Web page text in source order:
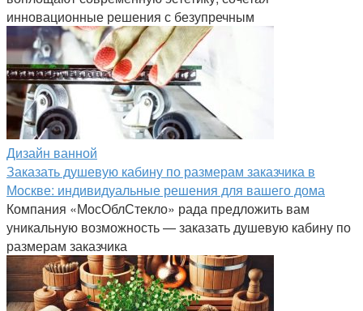
инновационные решения с безупречным
Дизайн ванной
Заказать душевую кабину по размерам заказчика в
Москве: индивидуальные решения для вашего дома
Компания «МосОблСтекло» рада предложить вам
уникальную возможность — заказать душевую кабину по
размерам заказчика